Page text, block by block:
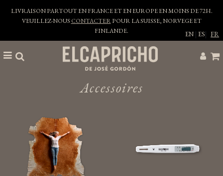
LIVRAISON PARTOUT EN FRANCE ET EN EUROPE EN MOINS DE 72H.
VEUILLEZ-NOUSCONTACTERPOUR LA SUISSE, NORVEGE ET
FINLANDE.
EN |ES| FR
Accessoires